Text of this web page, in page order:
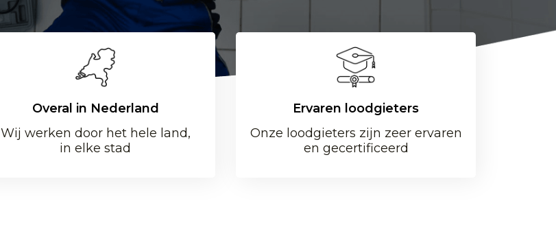
Overal in Nederland
Wij werken door het hele land,
in elke stad
Ervaren loodgieters
Onze loodgieters zijn zeer ervaren
en gecertificeerd